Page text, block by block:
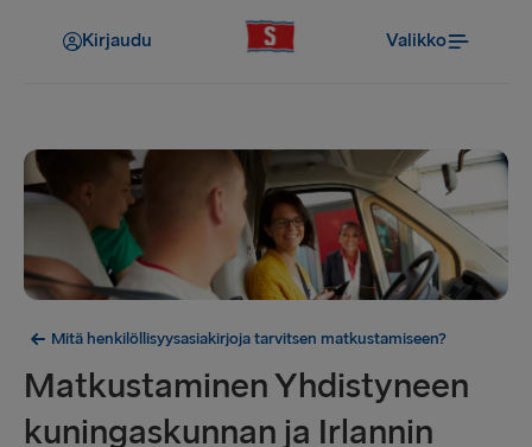
Kirjaudu Valikko
Mitä henkilöllisyysasiakirjoja tarvitsen matkustamiseen?
Matkustaminen Yhdistyneen
kuningaskunnan ja Irlannin